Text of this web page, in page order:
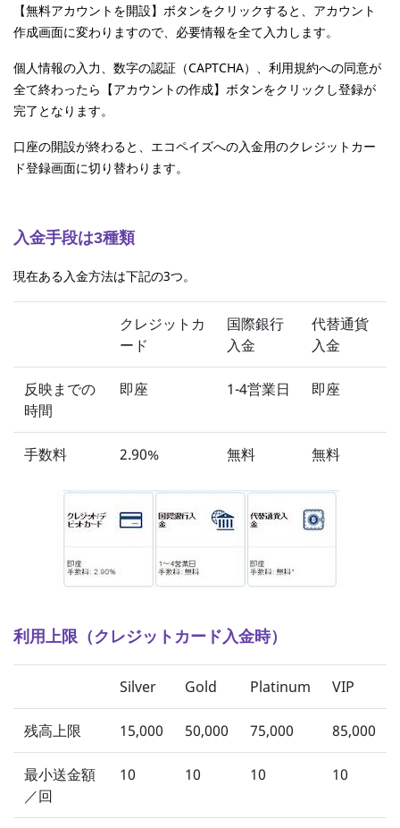
【無料アカウントを開設】ボタンをクリックすると、アカウント
作成画面に変わりますので、必要情報を全て入力します。
個人情報の入力、数字の認証（CAPTCHA）、利用規約への同意が
全て終わったら【アカウントの作成】ボタンをクリックし登録が
完了となります。
口座の開設が終わると、エコペイズへの入金用のクレジットカー
ド登録画面に切り替わります。
入金手段は3種類
現在ある入金方法は下記の3つ。
クレジットカ
ード
国際銀行
入金
代替通貨
入金
反映までの
時間
即座 1-4営業日 即座
手数料 2.90% 無料 無料
利用上限（クレジットカード入金時）
Silver Gold Platinum VIP
残高上限 15,000 50,000 75,000 85,000
最小送金額
／回
10 10 10 10